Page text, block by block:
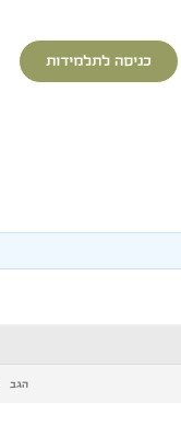
כניסה לתלמידות
הגב